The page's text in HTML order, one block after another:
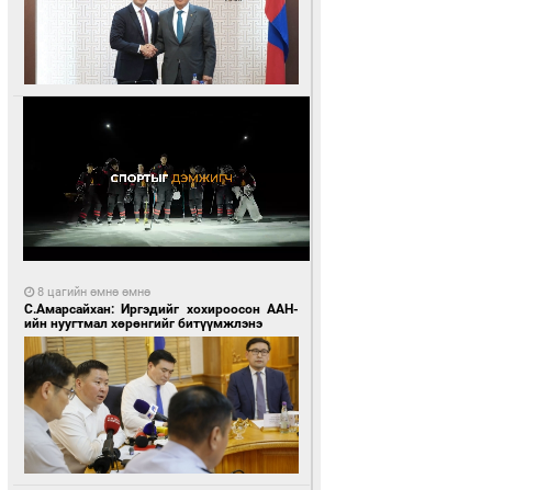
8 цагийн өмнө өмнө
С.Амарсайхан: Иргэдийг хохироосон ААН-
ийн нуугтмал хөрөнгийг битүүмжлэнэ